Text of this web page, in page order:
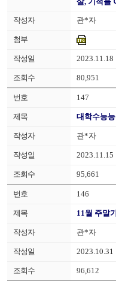
관*자
2023.11.18
80,951
147
대학수능
관*자
2023.11.15
95,661
146
11월 주말
관*자
2023.10.31
96,612